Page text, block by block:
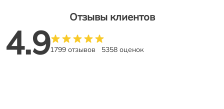
Отзывы клиентов
4.91799 отзывов 5358 оценок